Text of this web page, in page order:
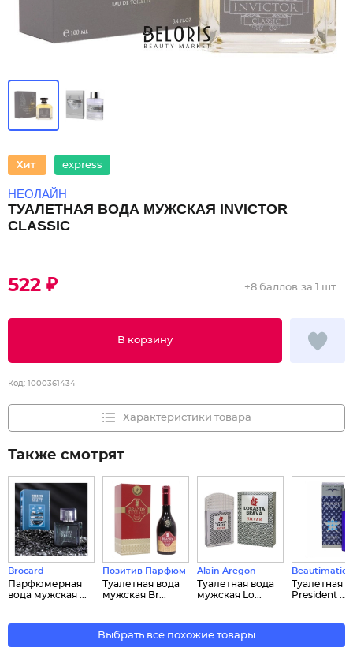
express
НЕОЛАЙН
ТУАЛЕТНАЯ ВОДА МУЖСКАЯ INVICTOR
CLASSIC
522 ₽
В корзину
+8 баллов за 1 шт.
Код: 1000361434
Характеристики товара
Также смотрят
Brocard
Парфюмерная
вода мужская ...
Позитив Парфюм
Туалетная вода
мужская Br...
Alain Aregon
Туалетная вода
мужская Lo...
Beautimatic
Туалетная
President ...
Выбрать все похожие товары